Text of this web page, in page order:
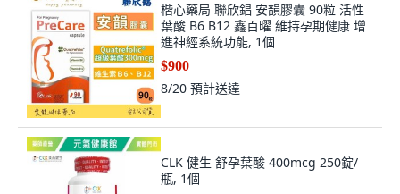
楷心藥局 聯欣錩 安韻膠囊 90粒 活性
葉酸 B6 B12 鑫百曜 維持孕期健康 增
進神經系統功能, 1個
$900
8/20 預計送達
CLK 健生 舒孕葉酸 400mcg 250錠/
瓶, 1個